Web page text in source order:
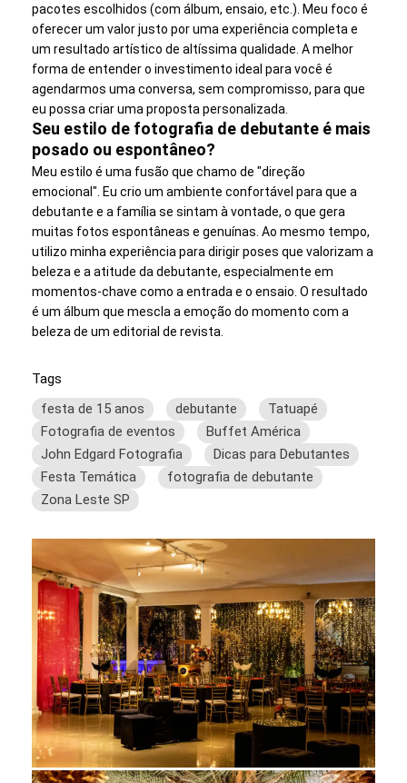
pacotes escolhidos (com álbum, ensaio, etc.). Meu foco é
oferecer um valor justo por uma experiência completa e
um resultado artístico de altíssima qualidade. A melhor
forma de entender o investimento ideal para você é
agendarmos uma conversa, sem compromisso, para que
eu possa criar uma proposta personalizada.
Seu estilo de fotografia de debutante é mais
posado ou espontâneo?
Meu estilo é uma fusão que chamo de "direção
emocional". Eu crio um ambiente confortável para que a
debutante e a família se sintam à vontade, o que gera
muitas fotos espontâneas e genuínas. Ao mesmo tempo,
utilizo minha experiência para dirigir poses que valorizam a
beleza e a atitude da debutante, especialmente em
momentos-chave como a entrada e o ensaio. O resultado
é um álbum que mescla a emoção do momento com a
beleza de um editorial de revista.
Tags
festa de 15 anos
debutante
Tatuapé
Fotografia de eventos
Buffet América
John Edgard Fotografia
Dicas para Debutantes
Festa Temática
fotografia de debutante
Zona Leste SP